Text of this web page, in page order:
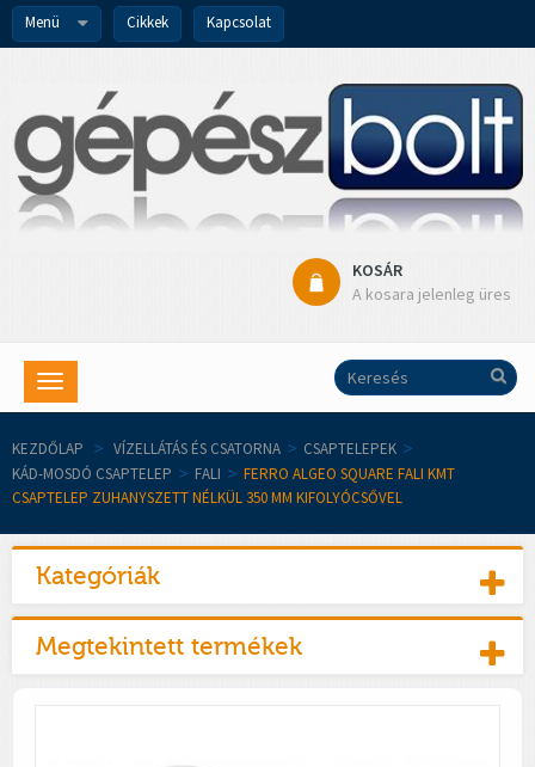
Menü Cikkek Kapcsolat
KOSÁR
A kosara jelenleg üres
Toggle
navigation
KEZDŐLAP > VÍZELLÁTÁS ÉS CSATORNA > CSAPTELEPEK >
KÁD-MOSDÓ CSAPTELEP > FALI > FERRO ALGEO SQUARE FALI KMT
CSAPTELEP ZUHANYSZETT NÉLKÜL 350 MM KIFOLYÓCSŐVEL
Kategóriák
Megtekintett termékek